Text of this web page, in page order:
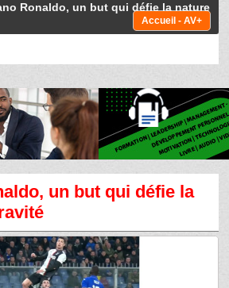
Ronaldo, un but qui défie la nature
Accueil - AV+
un but qui défie la